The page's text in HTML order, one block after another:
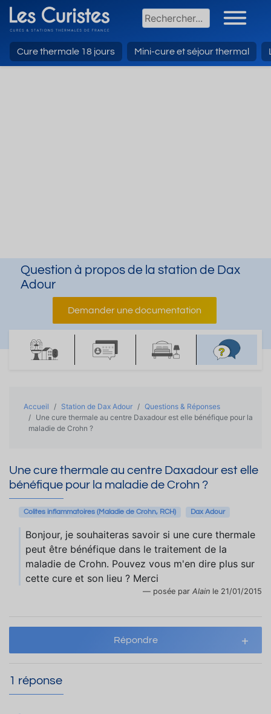
Cure thermale 18 jours Mini-cure et séjour thermal
Question à propos de la station de Dax
Adour
Demander une documentation
Accueil Station de Dax Adour
Questions & Réponses
Une cure thermale au centre Daxadour est elle bénéfique pour la
maladie de Crohn ?
Une cure thermale au centre Daxadour est elle
bénéfique pour la maladie de Crohn ?
Colites inflammatoires (Maladie de Crohn, RCH) Dax Adour
Bonjour, je souhaiteras savoir si une cure thermale
peut être bénéfique dans le traitement de la
maladie de Crohn. Pouvez vous m'en dire plus sur
cette cure et son lieu ? Merci
posée par Alain le 21/01/2015
Répondre
1 réponse